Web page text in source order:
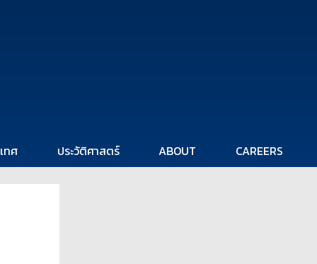
ทศ ประวัติศาสตร์ ABOUT CAREERS